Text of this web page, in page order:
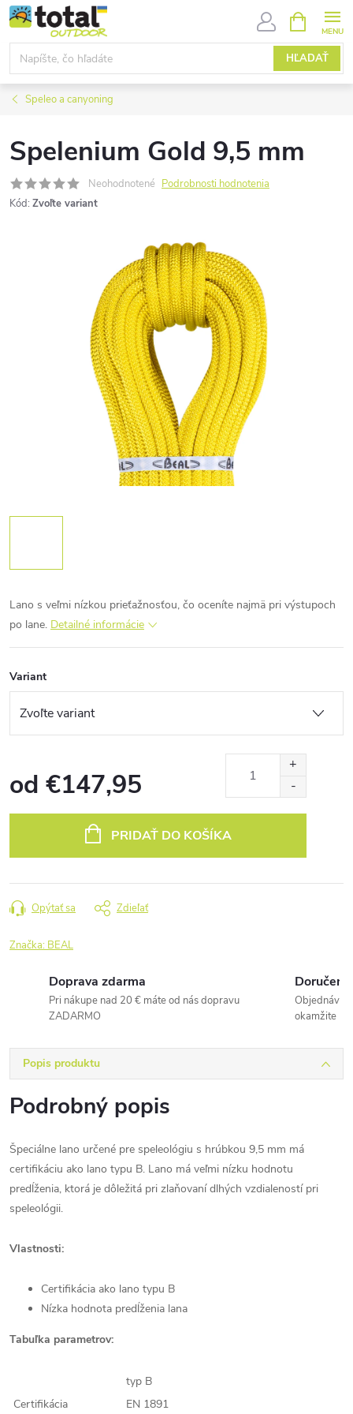
Prejsť
na
obsah
HĽADAŤ
KOŠÍK
Speleo a canyoning
Spelenium Gold 9,5 mm
Neohodnotené Podrobnosti hodnotenia
Kód: Zvoľte variant
Lano s veľmi nízkou prieťažnosťou, čo oceníte najmä pri výstupoch
po lane. Detailné informácie
Variant
od €147,95
PRIDAŤ DO KOŠÍKA
Opýtať sa Zdieľať
Značka: BEAL
Doprava zdarma
Pri nákupe nad 20 € máte od nás dopravu
ZADARMO
okamžite
Popis produktu
Podrobný popis
Špeciálne lano určené pre speleológiu s hrúbkou 9,5 mm má
certifikáciu ako lano typu B. Lano má veľmi nízku hodnotu
predĺženia, ktorá je dôležitá pri zlaňovaní dlhých vzdialeností pri
speleológii.
Vlastnosti:
Certifikácia ako lano typu B
Nízka hodnota predĺženia lana
Tabuľka parametrov:
typ B
Certifikácia
EN 1891